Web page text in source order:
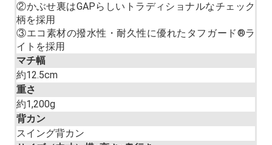
②かぶせ裏はGAPらしいトラディショナルなチェック
柄を採用
③エコ素材の撥水性・耐久性に優れたタフガード®ラ
イトを採用
マチ幅
約12.5cm
重さ
約1,200g
背カン
スイング背カン